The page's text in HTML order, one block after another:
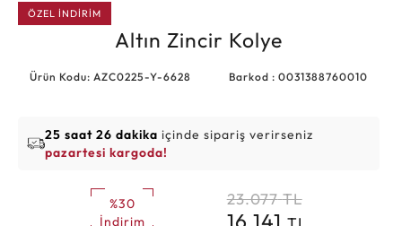
ÖZEL İNDİRİM
Altın Zincir Kolye
Ürün Kodu: AZC0225-Y-6628 Barkod : 0031388760010
25 saat 26 dakika içinde sipariş verirseniz
pazartesi kargoda!
%30
İndirim
23.077 TL
16.141